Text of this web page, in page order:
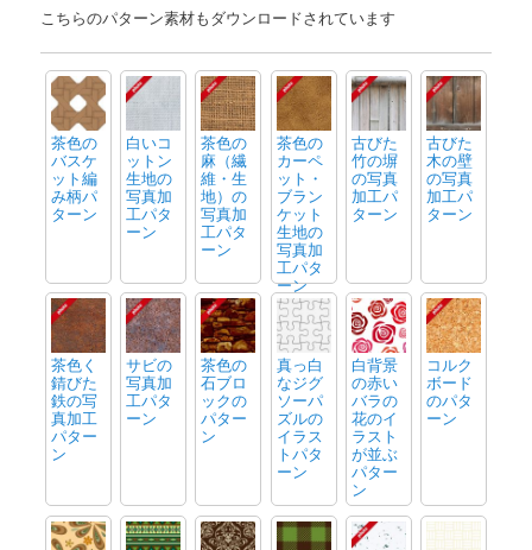
こちらのパターン素材もダウンロードされています
茶色の
バスケ
ット編
み柄パ
ターン
白いコ
ットン
生地の
写真加
工パタ
ーン
茶色の
麻（繊
維・生
地）の
写真加
工パタ
ーン
茶色の
カーペ
ット・
ブラン
ケット
生地の
写真加
工パタ
ーン
古びた
竹の塀
の写真
加工パ
ターン
古びた
木の壁
の写真
加工パ
ターン
茶色く
錆びた
鉄の写
真加工
パター
ン
サビの
写真加
工パタ
ーン
茶色の
石ブロ
ックの
パター
ン
真っ白
なジグ
ソーパ
ズルの
イラス
トパタ
ーン
白背景
の赤い
バラの
花のイ
ラスト
が並ぶ
パター
ン
コルク
ボード
のパタ
ーン